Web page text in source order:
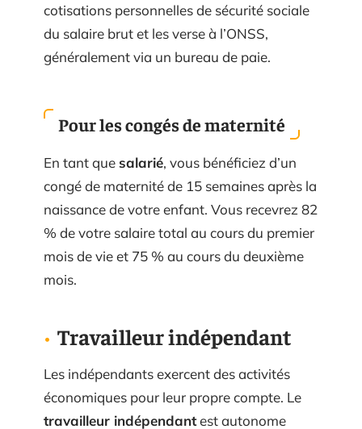
cotisations personnelles de sécurité sociale
du salaire brut et les verse à l’ONSS,
généralement via un bureau de paie.
Pour les congés de maternité
En tant quesalarié, vous bénéficiez d’un
congé de maternité de 15 semaines après la
naissance de votre enfant. Vous recevrez 82
% de votre salaire total au cours du premier
mois de vie et 75 % au cours du deuxième
mois.
Travailleur indépendant
Les indépendants exercent des activités
économiques pour leur propre compte. Le
travailleur indépendantest autonome